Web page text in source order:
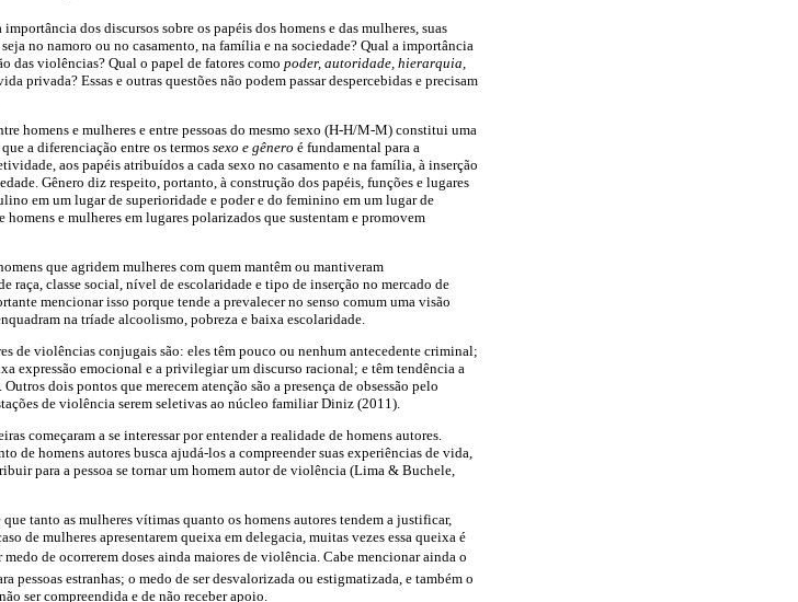
dos discursos sobre os papéis dos homens e das mulheres, suas
no namoro ou no casamento, na família e na sociedade? Qual a importância
das violências? Qual o papel de fatores como poder, autoridade, hierarquia,
privada? Essas e outras questões não podem passar despercebidas e precisam
homens e mulheres e entre pessoas do mesmo sexo (H-H/M-M) constitui uma
a diferenciação entre os termos sexo e gênero é fundamental para a
aos papéis atribuídos a cada sexo no casamento e na família, à inserção
Gênero diz respeito, portanto, à construção dos papéis, funções e lugares
em um lugar de superioridade e poder e do feminino em um lugar de
e mulheres em lugares polarizados que sustentam e promovem
que agridem mulheres com quem mantêm ou mantiveram
raça, classe social, nível de escolaridade e tipo de inserção no mercado de
mencionar isso porque tende a prevalecer no senso comum uma visão
na tríade alcoolismo, pobreza e baixa escolaridade.
de violências conjugais são: eles têm pouco ou nenhum antecedente criminal;
expressão emocional e a privilegiar um discurso racional; e têm tendência a
dois pontos que merecem atenção são a presença de obsessão pelo
de violência serem seletivas ao núcleo familiar Diniz (2011).
começaram a se interessar por entender a realidade de homens autores.
de homens autores busca ajudá-los a compreender suas experiências de vida,
para a pessoa se tornar um homem autor de violência (Lima & Buchele,
tanto as mulheres vítimas quanto os homens autores tendem a justificar,
de mulheres apresentarem queixa em delegacia, muitas vezes essa queixa é
de ocorrerem doses ainda maiores de violência. Cabe mencionar ainda o
estranhas; o medo de ser desvalorizada ou estigmatizada, e também o
ser compreendida e de não receber apoio.